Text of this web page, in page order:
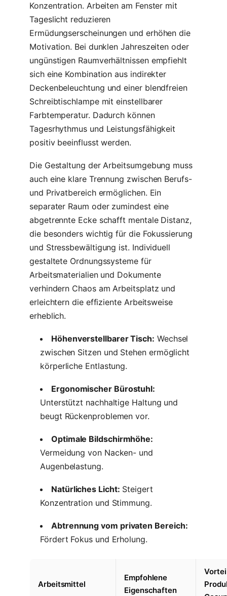
Konzentration. Arbeiten am Fenster mit
Tageslicht reduzieren
Ermüdungserscheinungen und erhöhen die
Motivation. Bei dunklen Jahreszeiten oder
ungünstigen Raumverhältnissen empfiehlt
sich eine Kombination aus indirekter
Deckenbeleuchtung und einer blendfreien
Schreibtischlampe mit einstellbarer
Farbtemperatur. Dadurch können
Tagesrhythmus und Leistungsfähigkeit
positiv beeinflusst werden.
Die Gestaltung der Arbeitsumgebung muss
auch eine klare Trennung zwischen Berufs-
und Privatbereich ermöglichen. Ein
separater Raum oder zumindest eine
abgetrennte Ecke schafft mentale Distanz,
die besonders wichtig für die Fokussierung
und Stressbewältigung ist. Individuell
gestaltete Ordnungssysteme für
Arbeitsmaterialien und Dokumente
verhindern Chaos am Arbeitsplatz und
erleichtern die effiziente Arbeitsweise
erheblich.
Höhenverstellbarer Tisch: Wechsel
zwischen Sitzen und Stehen ermöglicht
körperliche Entlastung.
Ergonomischer Bürostuhl:
Unterstützt nachhaltige Haltung und
beugt Rückenproblemen vor.
Optimale Bildschirmhöhe:
Vermeidung von Nacken- und
Augenbelastung.
Natürliches Licht: Steigert
Konzentration und Stimmung.
Abtrennung vom privaten Bereich:
Fördert Fokus und Erholung.
Arbeitsmittel
Empfohlene
Eigenschaften